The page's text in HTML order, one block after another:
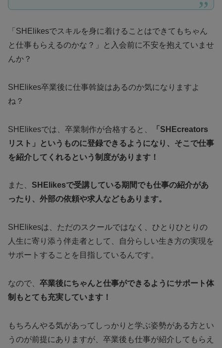
「SHElikesでスキルを身に着けることはできてもちゃん
と仕事もらえるのかな？」と入会前に不安を抱えていませ
んか？
SHElikes卒業後に仕事斡旋はあるのか気になりますよ
ね？
SHElikesでは、卒業制作が合格すると、
「SHEcreators
リスト」というものに登録できるようになり、そこで仕事
を紹介してくれるという制度があります！
また、 SHElikesで受講している期間でも仕事の紹介があ
ったり、外部の依頼や求人などもあります。
SHElikesは、ただのスクールではなく、ひとりひとりの
人生に寄り添う伴走者として、自分らしい生き方の実現を
サポートすることを目指しているんです。
なので、 卒業後にちゃんと仕事ができるようにサポート体
制もとても充実しています！
もちろんやる気があってしっかりと学ぶ姿勢がある方とい
うのが前提にありますが、卒業後も仕事が紹介してもらえ